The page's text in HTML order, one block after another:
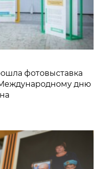
фотовыставка
дню